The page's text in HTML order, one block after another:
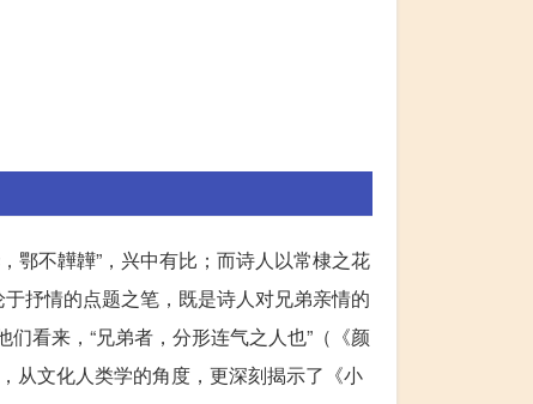
鄂不韡韡”，兴中有比；而诗人以常棣之花
抒情的点题之笔，既是诗人对兄弟亲情的
看来，“兄弟者，分形连气之人也”（《颜
从文化人类学的角度，更深刻揭示了《小